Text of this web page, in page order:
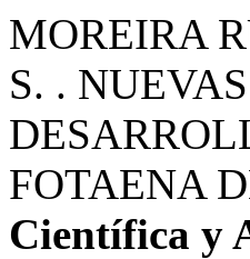
MOREIRA
S. .
FOTAENA
Científica y